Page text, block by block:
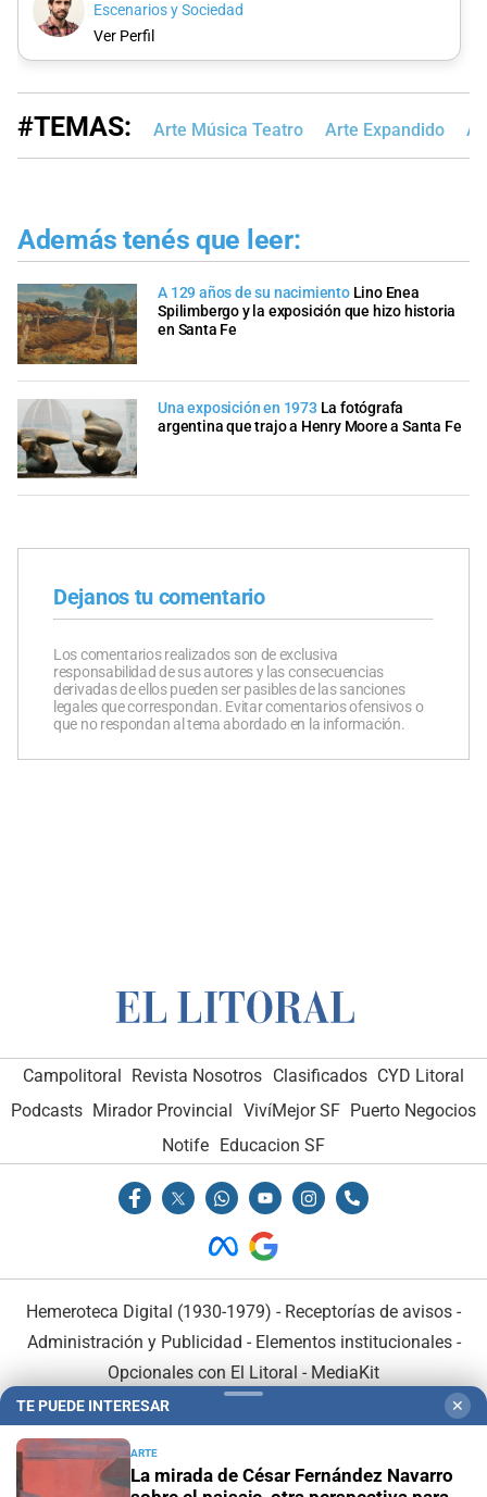
Escenarios y Sociedad
Ver Perfil
#TEMAS: Arte Música Teatro Arte Expandido
Además tenés que leer:
A 129 años de su nacimiento Lino Enea
Spilimbergo y la exposición que hizo historia
en Santa Fe
Una exposición en 1973 La fotógrafa
argentina que trajo a Henry Moore a Santa Fe
Dejanos tu comentario
Los comentarios realizados son de exclusiva
responsabilidad de sus autores y las consecuencias
derivadas de ellos pueden ser pasibles de las sanciones
legales que correspondan. Evitar comentarios ofensivos o
que no respondan al tema abordado en la información.
Campolitoral Revista Nosotros Clasificados CYD Litoral
Podcasts Mirador Provincial VivíMejor SF Puerto Negocios
Notife Educacion SF
Hemeroteca Digital (1930-1979) - Receptorías de avisos -
Administración y Publicidad - Elementos institucionales-
Opcionales con El Litoral - MediaKit
TE PUEDE INTERESAR ✕
ARTE
La mirada de César Fernández Navarro